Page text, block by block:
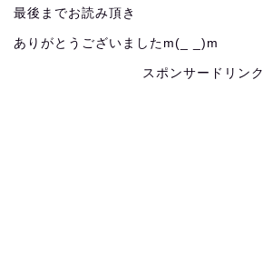
最後までお読み頂き
ありがとうございましたm(_ _)m
スポンサードリンク